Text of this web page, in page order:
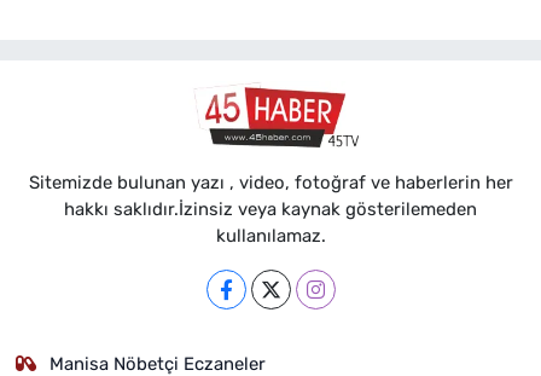
Sitemizde bulunan yazı , video, fotoğraf ve haberlerin her
hakkı saklıdır.İzinsiz veya kaynak gösterilemeden
kullanılamaz.
Manisa Nöbetçi Eczaneler